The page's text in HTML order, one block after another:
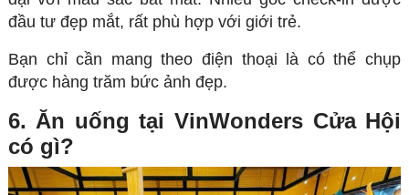
đầu tư đẹp mắt, rất phù hợp với giới trẻ.
Bạn chỉ cần mang theo điện thoại là có thể chụp
được hàng trăm bức ảnh đẹp.
6. Ăn uống tại VinWonders Cửa Hội
có gì?